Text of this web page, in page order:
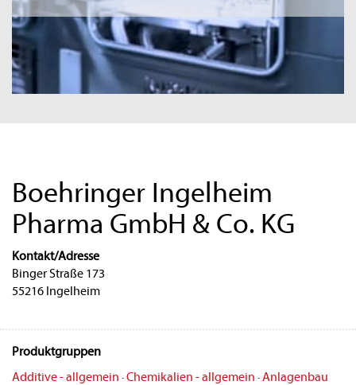
Boehringer Ingelheim
Pharma GmbH & Co. KG
Kontakt/Adresse
Binger Straße 173
55216 Ingelheim
Produktgruppen
Additive - allgemein ·Chemikalien - allgemein ·Anlagenbau